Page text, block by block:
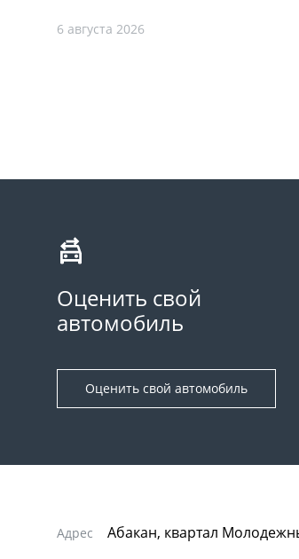
6 августа 2026
Оценить свой
автомобиль
Оценить свой автомобиль
Адрес Абакан, квартал